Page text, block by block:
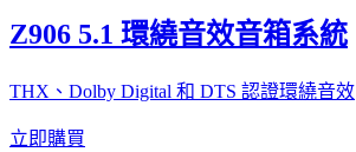
Z906 5.1 環繞音效音箱系統
THX、Dolby Digital 和 DTS 認證環繞音效
立即購買